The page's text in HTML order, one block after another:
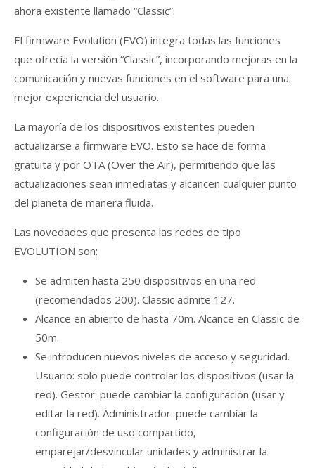
ahora existente llamado “Classic”.
El firmware Evolution (EVO) integra todas las funciones
que ofrecía la versión “Classic”, incorporando mejoras en la
comunicación y nuevas funciones en el software para una
mejor experiencia del usuario.
La mayoría de los dispositivos existentes pueden
actualizarse a firmware EVO. Esto se hace de forma
gratuita y por OTA (Over the Air), permitiendo que las
actualizaciones sean inmediatas y alcancen cualquier punto
del planeta de manera fluida.
Las novedades que presenta las redes de tipo
EVOLUTION son:
Se admiten hasta 250 dispositivos en una red
(recomendados 200). Classic admite 127.
Alcance en abierto de hasta 70m. Alcance en Classic de
50m.
Se introducen nuevos niveles de acceso y seguridad.
Usuario: solo puede controlar los dispositivos (usar la
red). Gestor: puede cambiar la configuración (usar y
editar la red). Administrador: puede cambiar la
configuración de uso compartido,
emparejar/desvincular unidades y administrar la